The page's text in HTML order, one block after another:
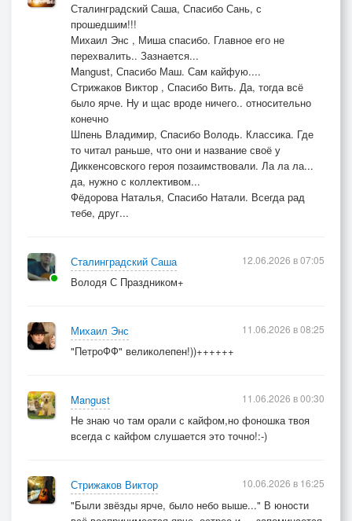
Сталинградский Саша, Спасибо Сань, с
прошедшим!!!
Михаил Энс , Миша спасибо. Главное его не
перехвалить.. Зазнается...
Mangust, Спасибо Маш. Сам кайфую....
Стрижаков Виктор , Спасибо Вить. Да, тогда всё
было ярче. Ну и щас вроде ничего.. относительно
конечно
Шпень Владимир, Спасибо Володь. Классика. Где
то читал раньше, что они и название своё у
Диккенсовского героя позаимствовали. Ла ла ла...
да, нужно с коллективом...
Фёдорова Наталья, Спасибо Натали. Всегда рад
тебе, друг...
Сталинградский Саша
Володя С Праздником+
12.06.2026 в 07:05
Михаил Энс
"ПетроФФ" великолепен!))++++++
11.06.2026 в 08:25
Mangust
Не знаю чо там орали с кайфом,но фоношка твоя
всегда с кайфом слушается это точно!:-)
11.06.2026 в 00:30
Стрижаков Виктор
"Были звёзды ярче, было небо выше..." В юности
10.06.2026 в 16:25